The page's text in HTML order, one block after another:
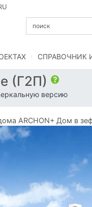
СПРАВОЧНИК
(Г2П)
версию
ARCHON+ Дом в